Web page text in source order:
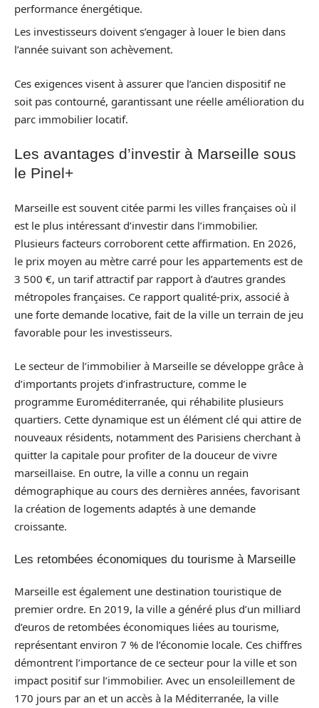
performance énergétique.
Les investisseurs doivent s’engager à louer le bien dans
l’année suivant son achèvement.
Ces exigences visent à assurer que l’ancien dispositif ne
soit pas contourné, garantissant une réelle amélioration du
parc immobilier locatif.
Les avantages d’investir à Marseille sous
le Pinel+
Marseille est souvent citée parmi les villes françaises où il
est le plus intéressant d’investir dans l’immobilier.
Plusieurs facteurs corroborent cette affirmation. En 2026,
le prix moyen au mètre carré pour les appartements est de
3 500 €, un tarif attractif par rapport à d’autres grandes
métropoles françaises. Ce rapport qualité-prix, associé à
une forte demande locative, fait de la ville un terrain de jeu
favorable pour les investisseurs.
Le secteur de l’immobilier à Marseille se développe grâce à
d’importants projets d’infrastructure, comme le
programme Euroméditerranée, qui réhabilite plusieurs
quartiers. Cette dynamique est un élément clé qui attire de
nouveaux résidents, notamment des Parisiens cherchant à
quitter la capitale pour profiter de la douceur de vivre
marseillaise. En outre, la ville a connu un regain
démographique au cours des dernières années, favorisant
la création de logements adaptés à une demande
croissante.
Les retombées économiques du tourisme à Marseille
Marseille est également une destination touristique de
premier ordre. En 2019, la ville a généré plus d’un milliard
d’euros de retombées économiques liées au tourisme,
représentant environ 7 % de l’économie locale. Ces chiffres
démontrent l’importance de ce secteur pour la ville et son
impact positif sur l’immobilier. Avec un ensoleillement de
170 jours par an et un accès à la Méditerranée, la ville